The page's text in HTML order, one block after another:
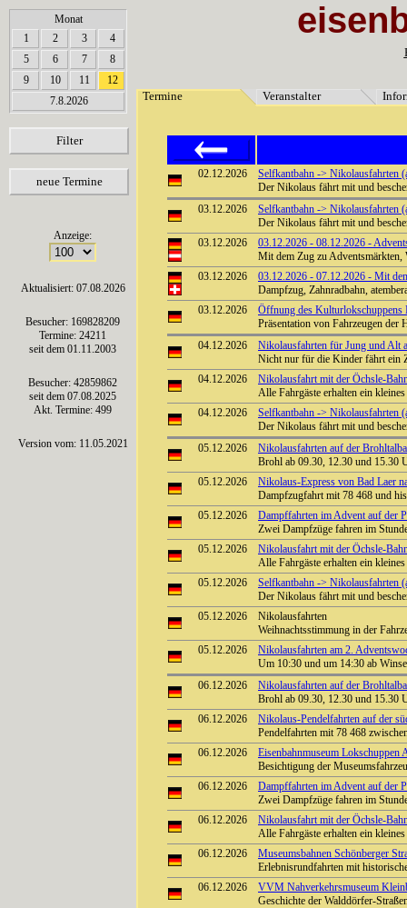
array(6) { [0]=> string(7) "Termine" [1]=> string(12) "Veranstalter" [2]=> string(11)
Termine Veranstalter
121212121212121212121212
Monat
1
2 3
4
5
6 7
8
9
10 11
12
7.8.2026
Filter
neue Termine
Anzeige:
Aktualisiert: 07.08.2026
Besucher: 169828209
Termine: 24211
seit dem 01.11.2003
Besucher: 42859862
seit dem 07.08.2025
Akt. Termine: 499
Version vom: 11.05.2021
02.12.2026
Selfkantbahn -> Nikolausfahrten
Der Nikolaus fährt mit und
03.12.2026
Selfkantbahn -> Nikolausfahrten
Der Nikolaus fährt mit und
03.12.2026
03.12.2026 - 08.12.2026 -
Mit dem Zug zu
03.12.2026
03.12.2026 - 07.12.2026 - Mit
Dampfzug, Zahnradbahn,
03.12.2026
Öffnung des Kulturlokschuppens
Präsentation von Fahrzeugen der
04.12.2026
Nikolausfahrten für Jung und Alt
Nicht nur für die Kinder fährt ein
04.12.2026
Nikolausfahrt mit der Öchsle-
Alle Fahrgäste erhalten ein
04.12.2026
Selfkantbahn -> Nikolausfahrten
Der Nikolaus fährt mit und
05.12.2026
Nikolausfahrten auf der
Brohl ab 09.30, 12.30 und 15.30
05.12.2026
Nikolaus-Express von Bad Laer
Dampfzugfahrt mit 78 468 und
05.12.2026
Dampffahrten im Advent auf der
Zwei Dampfzüge fahren im
05.12.2026
Nikolausfahrt mit der Öchsle-
Alle Fahrgäste erhalten ein
05.12.2026
Selfkantbahn -> Nikolausfahrten
Der Nikolaus fährt mit und
05.12.2026
Nikolausfahrten
Weihnachtsstimmung in der
05.12.2026
Nikolausfahrten am 2.
Um 10:30 und um 14:30 ab
06.12.2026
Nikolausfahrten auf der
Brohl ab 09.30, 12.30 und 15.30
06.12.2026
Nikolaus-Pendelfahrten auf der
Pendelfahrten mit 78 468
06.12.2026
Eisenbahnmuseum
Besichtigung der
06.12.2026
Dampffahrten im Advent auf der
Zwei Dampfzüge fahren im
06.12.2026
Nikolausfahrt mit der Öchsle-
Alle Fahrgäste erhalten ein
06.12.2026
Museumsbahnen Schönberger
Erlebnisrundfahrten mit
06.12.2026
VVM Nahverkehrsmuseum
Geschichte der Walddörfer-